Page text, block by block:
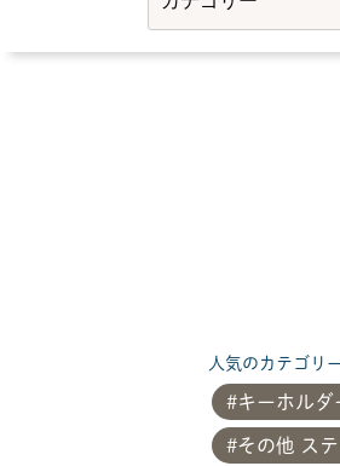
人気のカテゴリ
キーホルダ
その他 ス